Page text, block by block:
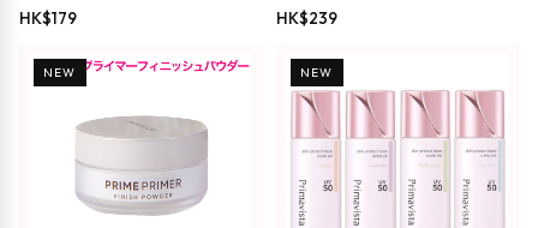
HK$179 HK$239
NEW NEW